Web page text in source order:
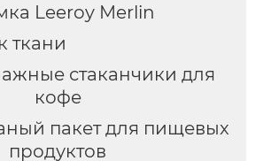
Leeroy Merlin
ткани
стаканчики для
кофе
пакет для пищевых
продуктов